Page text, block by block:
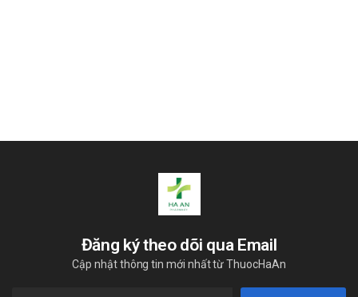
Đăng ký theo dõi qua Email
Cập nhật thông tin mới nhất từ ThuocHaAn